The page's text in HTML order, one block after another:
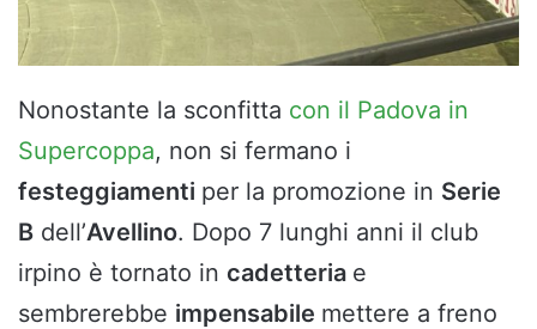
Nonostante la sconfitta con il Padova in
Supercoppa, non si fermano i
festeggiamenti per la promozione in Serie
B dell’Avellino. Dopo 7 lunghi anni il club
irpino è tornato in cadetteria e
sembrerebbe impensabile mettere a freno